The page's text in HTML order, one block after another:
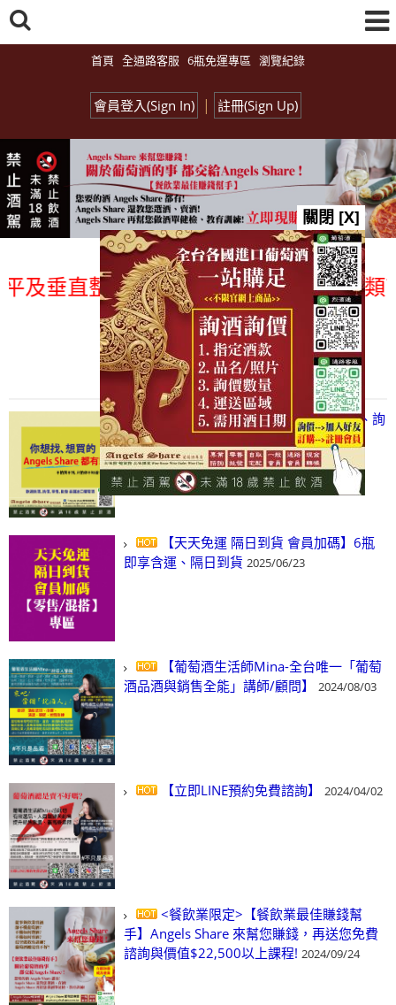
首頁 全通路客服 6瓶免運專區 瀏覽紀錄
會員登入(Sign In) | 註冊(Sign Up)
垂直整合、一次購足」各國進口酒類
總覽-促銷&活動
all events
【凡酒問Angels Share】線上選酒、詢
(尋)酒、詢價、零售、批發，看這裡!
2024/03/01
【天天免運 隔日到貨 會員加碼】6瓶
即享含運、隔日到貨 2025/06/23
【葡萄酒生活師Mina-全台唯一「葡萄
酒品酒與銷售全能」講師/顧問】
2024/08/03
【立即LINE預約免費諮詢】 2024/04/02
<餐飲業限定>【餐飲業最佳賺錢幫
手】Angels Share 來幫您賺錢，再送您免費
諮詢與價值$22,500以上課程! 2024/09/24
關閉 [X]